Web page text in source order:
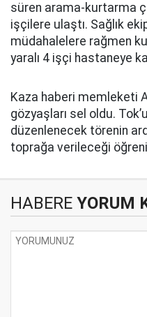
süren arama-kurtarma
işçilere ulaştı. Sağlık
müdahalelere rağmen
yaralı 4 işçi hastaneye
Kaza haberi memleketi
gözyaşları sel oldu.
düzenlenecek törenin
toprağa verileceği
HABERE YORUM